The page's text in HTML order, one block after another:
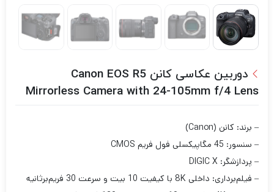
دوربین عکاسی کانن Canon EOS R5
Mirrorless Camera with 24-105mm f/4 Lens
– برند: کانن (Canon)
– سنسور: 45 مگاپیکسلی فول فریم CMOS
– پردازشگر: DIGIC X
– فیلم‌برداری: داخلی 8K با کیفیت 10 بیت و سرعت 30 فریم‌بر‌ثانیه